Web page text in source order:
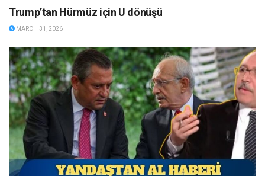
Trump’tan Hürmüz için U dönüşü
MARCH 31, 2026